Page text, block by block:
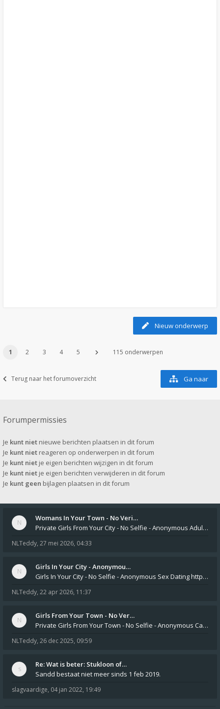
Nieuw onderwerp
1 2 3 4 5 115 onderwerpen
Terug naar het forumoverzicht Ga naar
Forumpermissies
Je kunt niet nieuwe berichten plaatsen in dit forum
Je kunt niet reageren op onderwerpen in dit forum
Je kunt niet je eigen berichten wijzigen in dit forum
Je kunt niet je eigen berichten verwijderen in dit forum
Je kunt geen bijlagen plaatsen in dit forum
Womans In Your Town - No Veri…
Private Girls From Your City - No Selfie - Anonymous Adult Dating https://privatedates.live Private Girls In Your
NLTeddy, 27 mei 2026, 04:33
Girls In Your City - Anonymou…
Girls In Your City - No Selfie - Anonymous Sex Dating https://SecretPrivat.com Womens In Your Town - Anonymous S
NLTeddy, 22 apr 2026, 11:37
Girls From Your Town - No Ver…
Private Girls From Your Town - No Selfie - Anonymous Casual Dating https://PrivateLadyEscorts.com Private Lady In
NLTeddy, 26 dec 2025, 09:59
Re: Wat is beter: Stukloon of…
Sandd bestaat niet meer sinds 1 feb 2019.
slagvaardige, 04 jan 2022, 19:49